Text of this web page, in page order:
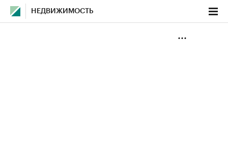
НЕДВИЖИМОСТЬ